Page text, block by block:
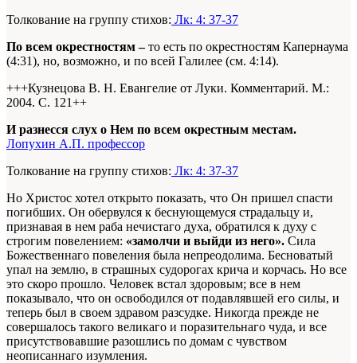
Толкование на группу стихов: Лк: 4: 37-37
По всем окрестностям –то есть по окрестностям Капернаума
(4:31), но, возможно, и по всей Галилее (см. 4:14).
+++Кузнецова В. Н. Евангелие от Луки. Комментарий. М.:
2004. С. 121++
И разнесся слух о Нем по всем окрестным местам.
Лопухин А.П. профессор
Толкование на группу стихов: Лк: 4: 37-37
Но Христос хотел открыто показать, что Он пришел спасти
погибших. Он обервулся к беснующемуся страдальцу и,
признавая в нем раба нечистаго духа, обратился к духу с
строгим повелением: «замолчи и выйди из него». Сила
Божественнаго повеления была непреодолима. Бесноватый
упал на землю, в страшных судорогах крича и корчась. Но все
это скоро прошло. Человек встал здоровым; все в нем
показывало, что он освободился от подавлявшей его силы, и
теперь был в своем здравом разсудке. Никогда прежде не
совершалось такого великаго и поразительнаго чуда, и все
присутствовавшие разошлись по домам с чувством
неописаннаго изумления.